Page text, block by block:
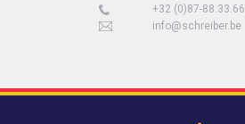
+32 (0)87-88.33.66
info@schreiber.be